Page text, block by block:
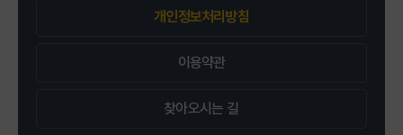
2026-09-13 ~ 2026-12-13
개인정보처리방침
이용약관
찾아오시는 길